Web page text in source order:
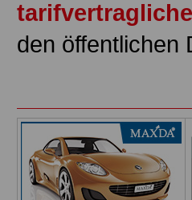
den öffentlichen